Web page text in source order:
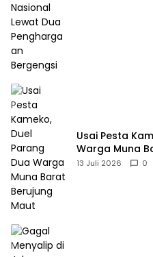
Usai Pesta
Warga Muna
13 Juli 2026 0